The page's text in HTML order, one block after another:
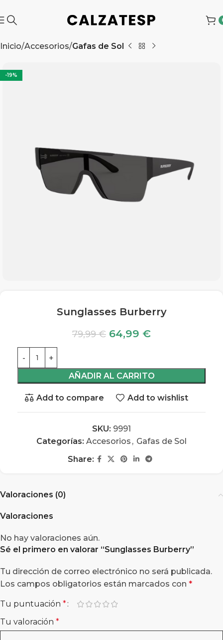
Inicio Accesorios Gafas de Sol
-19%
Sunglasses Burberry
79,99€ 64,99 €
AÑADIR AL CARRITO
Add to compare Add to wishlist
SKU: 9991
Categorías: Accesorios , Gafas de Sol
Share:
Valoraciones (0)
Valoraciones
No hay valoraciones aún.
Sé el primero en valorar “Sunglasses Burberry”
Tu dirección de correo electrónico no será publicada.
Los campos obligatorios están marcados con *
Tu puntuación *
Tu valoración *